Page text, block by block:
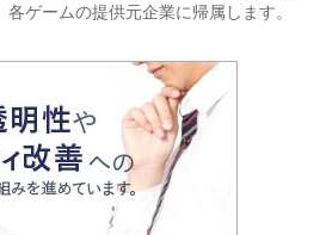
ゲームの提供元企業に帰属します。